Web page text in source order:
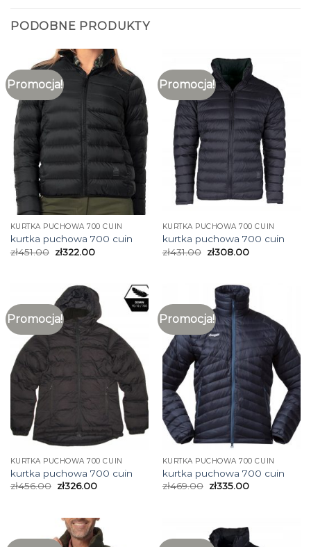
PODOBNE PRODUKTY
Promocja!
KURTKA PUCHOWA 700 CUIN
kurtka puchowa 700 cuin
zł451.00 zł322.00
Promocja!
KURTKA PUCHOWA 700 CUIN
kurtka puchowa 700 cuin
zł431.00 zł308.00
Promocja!
KURTKA PUCHOWA 700 CUIN
kurtka puchowa 700 cuin
zł456.00 zł326.00
Promocja!
KURTKA PUCHOWA 700 CUIN
kurtka puchowa 700 cuin
zł469.00 zł335.00